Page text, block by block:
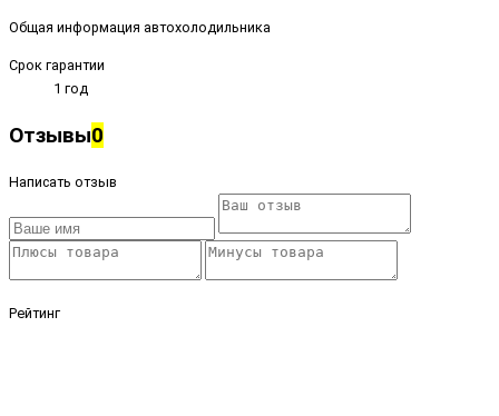
Общая информация автохолодильника
Срок гарантии
1 год
Отзывы0
Написать отзыв
Рейтинг